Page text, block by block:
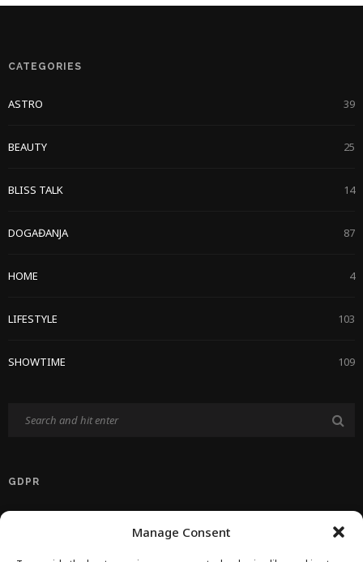
Manage Consent
CATEGORIES
ASTRO 39
BEAUTY 25
BLISS TALK 14
DOGAĐANJA 87
HOME 4
LIFESTYLE 103
SHOWTIME 109
GDPR